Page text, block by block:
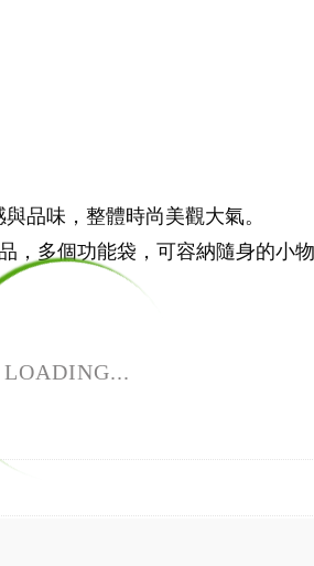
LOADING...
品味，整體時尚美觀大氣。
，多個功能袋，可容納隨身的小